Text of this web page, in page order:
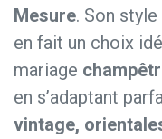
Mesure. Son style
en fait un choix
mariage
en s’adaptant
vintage,